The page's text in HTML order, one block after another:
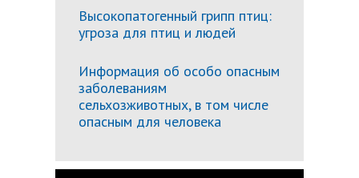
Высокопатогенный грипп птиц:
угроза для птиц и людей
Информация об особо опасным
заболеваниям
сельхозживотных, в том числе
опасным для человека